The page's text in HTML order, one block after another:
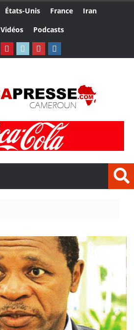
États-Unis France
Iran
Vidéos Podcasts
Bénin :
Aliko